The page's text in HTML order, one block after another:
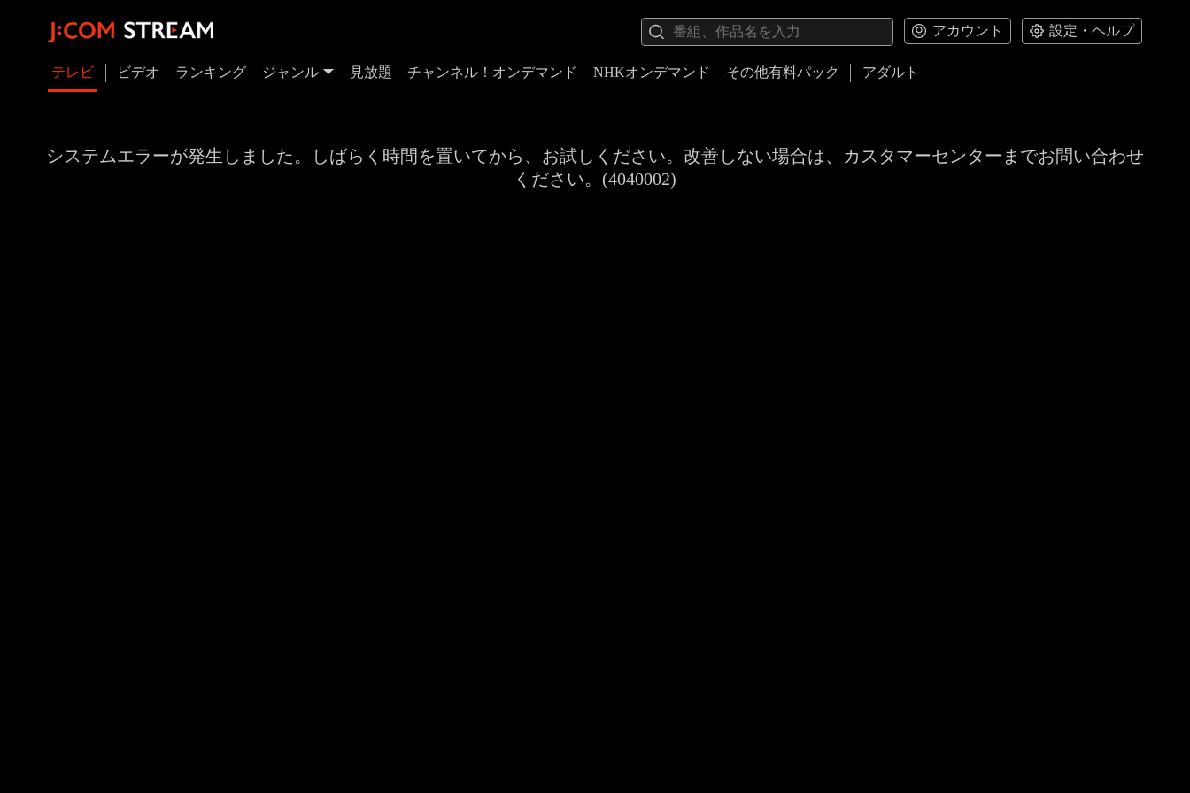
アカウント 設定・ヘルプ
テレビ ビデオ ランキング ジャンル 見放題 チャンネル！オンデマンド NHKオンデマンド その他有料パック アダルト
システムエラーが発生しました。しばらく時間を置いてから、お試しください。改善しない場合は、カスタマーセンターまでお問い合わせ
ください。(4040002)